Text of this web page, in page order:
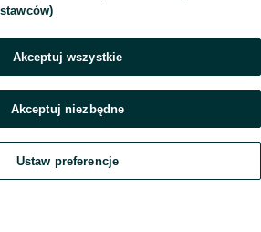
List it Chat My OLX
List it Chat My OLX
List it Chat My OLX
Dodaj Czat Konto
Akceptuj wszystkie
Akceptuj niezbędne
Ustaw preferencje